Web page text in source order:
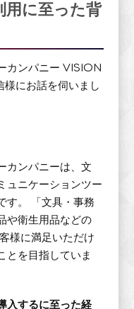
用に至った背
カンパニー VISION
様にお話を伺いまし
カンパニーは、文
ュニケーションツー
す。 「文具・事務
や衛生用品などの
様に満足いただけ
とを目指していま
入するに至った経